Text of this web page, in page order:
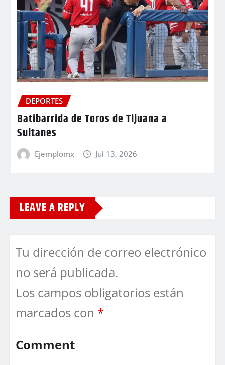
DEPORTES
Batibarrida de Toros de Tijuana a
Sultanes
Ejemplomx Jul 13, 2026
LEAVE A REPLY
Tu dirección de correo electrónico
no será publicada.
Los campos obligatorios están
marcados con *
Comment